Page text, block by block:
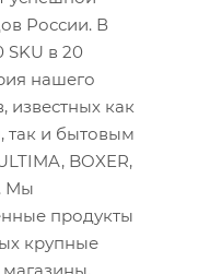
России. В
SKU в 20
нашего
известных как
так и бытовым
BOXER,
Мы
продукты
крупные